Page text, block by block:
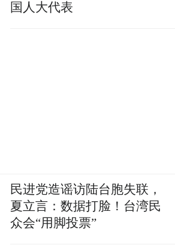
国人大代表
民进党造谣访陆台胞失联，
夏立言：数据打脸！台湾民
众会“用脚投票”